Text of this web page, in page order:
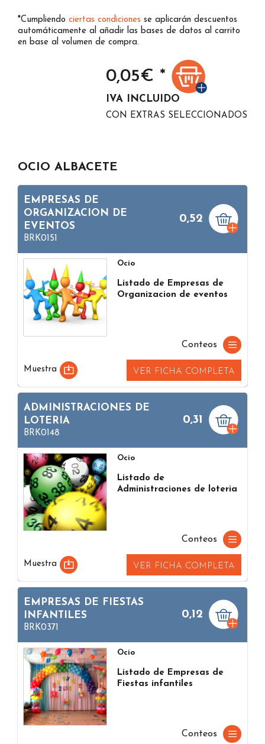
*Cumpliendo ciertas condiciones se aplicarán descuentos
automáticamente al añadir las bases de datos al carrito
en base al volumen de compra.
0,05€ *
IVA INCLUIDO
CON EXTRAS SELECCIONADOS
OCIO ALBACETE
EMPRESAS DE
ORGANIZACION DE
EVENTOS
BRK0151
0,52
Ocio
Listado de Empresas de
Organizacion de eventos
Conteos
Muestra VER FICHA COMPLETA
ADMINISTRACIONES DE
LOTERIA
BRK0148
0,31
Ocio
Listado de
Administraciones de loteria
Conteos
Muestra VER FICHA COMPLETA
EMPRESAS DE FIESTAS
INFANTILES
BRK0371
0,12
Ocio
Listado de Empresas de
Fiestas infantiles
Conteos